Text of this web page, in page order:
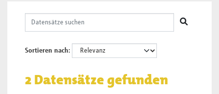
Sortieren nach
2 Datensätze gefunden